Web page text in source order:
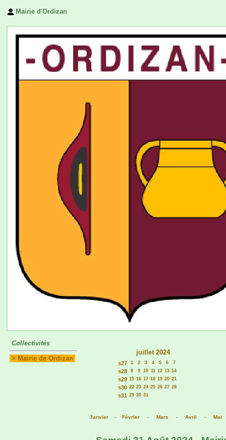
Mairie d'Ordizan
Collectivités
> Mairie de Ordizan
juillet 2024
s27 1 2 3 4 5 6 7
s28 8 9 10 11 12 13 14
s29 15 16 17 18 19 20 21
s30 22 23 24 25 26 27 28
s31 29 30 31
Janvier - Février - Mars - Avril - Mai